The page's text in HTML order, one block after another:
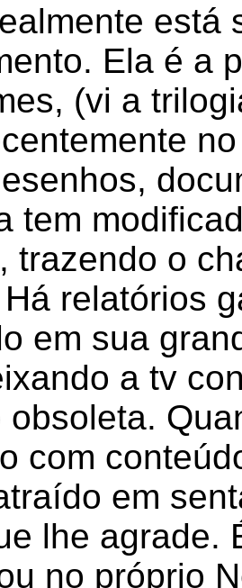
está
Ela é a
(vi a
tem
trazendo o
Há relatórios
em sua
a tv
obsoleta.
com
em
lhe agrade.
no próprio